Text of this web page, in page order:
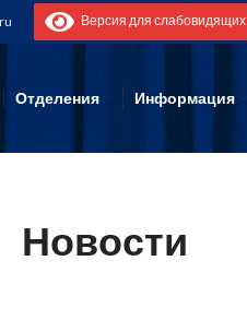
Версия для слабовидящих
Отделения Информация
Новости